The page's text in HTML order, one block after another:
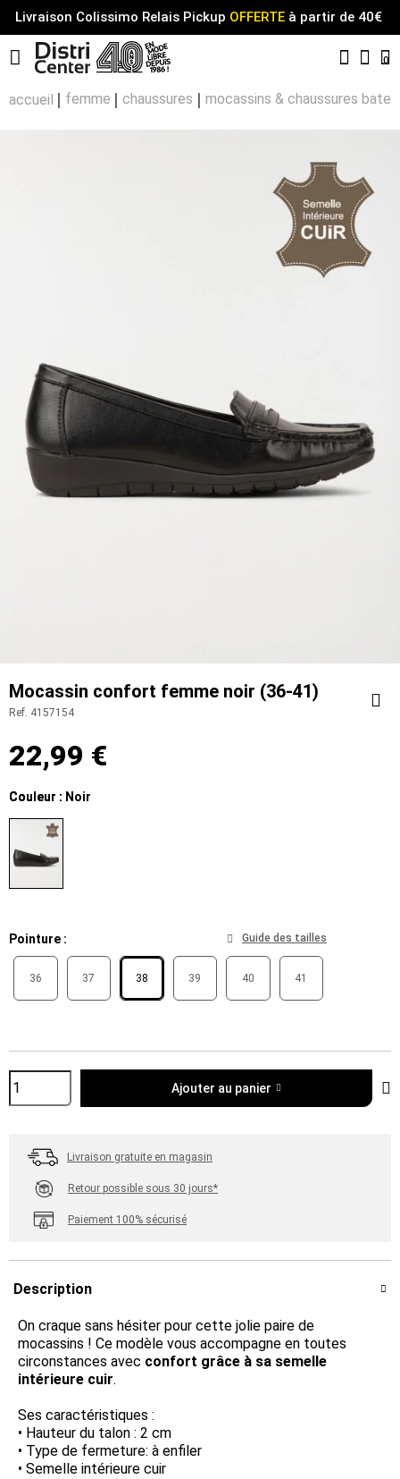
Livraison Colissimo Relais Pickup OFFERTEà partir de 40€
Menu
0
accueil femme chaussures mocassins & chaussures
Mocassin confort femme noir (36-41)
Ref. 4157154
22,99 €
Couleur
Couleur : Noir
Pointure Guide des tailles
36 37 38 39 40 41
Ajouter au panier
Livraison gratuite en magasin
Retour possible sous 30 jours*
Paiement 100% sécurisé
Description
On craque sans hésiter pour cette jolie paire de
mocassins ! Ce modèle vous accompagne en toutes
circonstances avec confort grâce à sa semelle
intérieure cuir.
Ses caractéristiques :
• Hauteur du talon : 2 cm
• Type de fermeture: à enfiler
• Semelle intérieure cuir